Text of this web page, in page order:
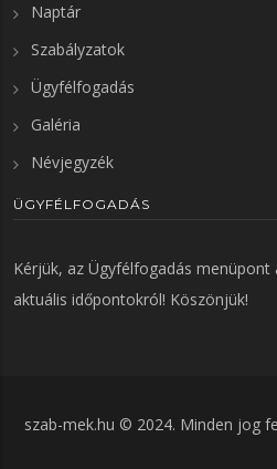
Naptár
Szabályzatok
Ügyfélfogadás
Galéria
Névjegyzék
ÜGYFÉLFOGADÁS
Kérjük, az Ügyfélfogadás menüpont
aktuális időpontokról! Köszönjük!
szab-mek.hu © 2024. Minden jog